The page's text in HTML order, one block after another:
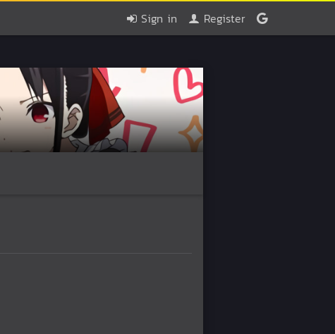
Sign in Register